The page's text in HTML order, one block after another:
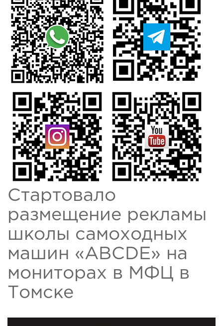
Стартовало
размещение рекламы
школы самоходных
машин «ABCDE» на
мониторах в МФЦ в
Томске